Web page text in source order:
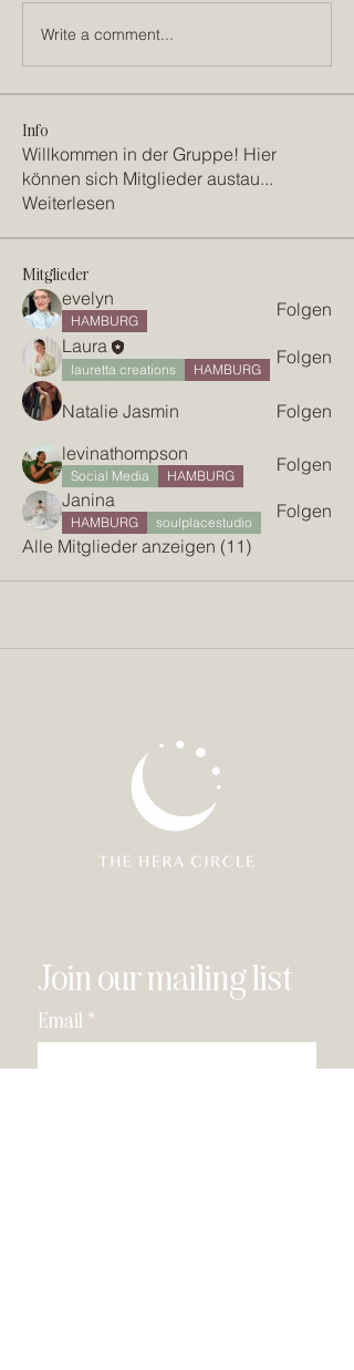
Write a comment...
Info
Willkommen in der Gruppe! Hier
können sich Mitglieder austau...
Weiterlesen
Mitglieder
evelyn
HAMBURG
Folgen
Laura
lauretta creations HAMBURG
Folgen
Natalie Jasmin
Folgen
levinathompson
Social Media HAMBURG
Folgen
Janina
HAMBURG soulplacestudio
Folgen
Alle Mitglieder anzeigen (11)
Join our mailing list
Email *